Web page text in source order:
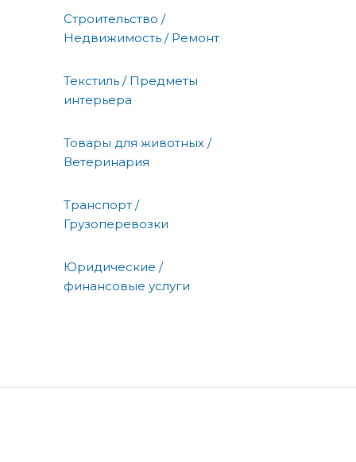
Строительство /
Недвижимость / Ремонт
Текстиль / Предметы
интерьера
Товары для животных /
Ветеринария
Транспорт /
Грузоперевозки
Юридические /
финансовые услуги